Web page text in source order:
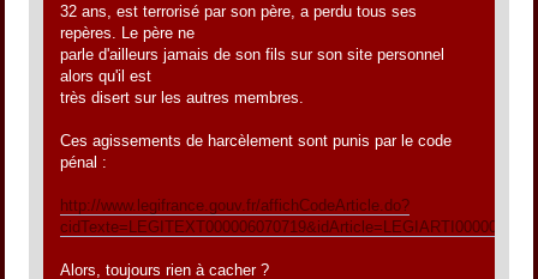
32 ans, est terrorisé par son père, a perdu tous ses
repères. Le père ne
parle d'ailleurs jamais de son fils sur son site personnel
alors qu'il est
très disert sur les autres membres.
Ces agissements de harcèlement sont punis par le code
pénal :
http://www.legifrance.gouv.fr/affichCodeArticle.do?
Alors, toujours rien à cacher ?